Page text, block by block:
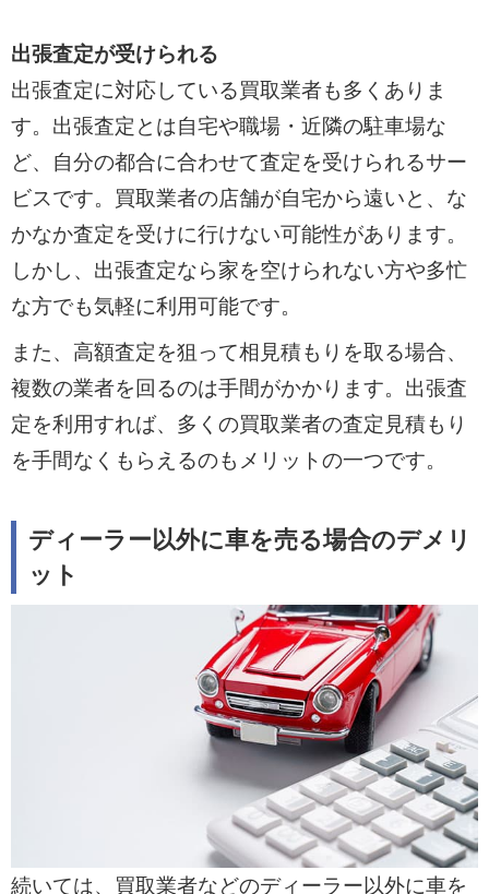
出張査定が受けられる
出張査定に対応している買取業者も多くありま
す。出張査定とは自宅や職場・近隣の駐車場な
ど、自分の都合に合わせて査定を受けられるサー
ビスです。買取業者の店舗が自宅から遠いと、な
かなか査定を受けに行けない可能性があります。
しかし、出張査定なら家を空けられない方や多忙
な方でも気軽に利用可能です。
また、高額査定を狙って相見積もりを取る場合、
複数の業者を回るのは手間がかかります。出張査
定を利用すれば、多くの買取業者の査定見積もり
を手間なくもらえるのもメリットの一つです。
ディーラー以外に車を売る場合のデメリ
ット
続いては、買取業者などのディーラー以外に車を